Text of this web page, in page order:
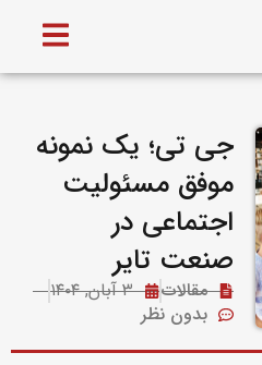
جی تی؛ یک نمونه
موفق مسئولیت
اجتماعی در
صنعت تایر
مقالات
۳ آبان, ۱۴۰۴
بدون نظر